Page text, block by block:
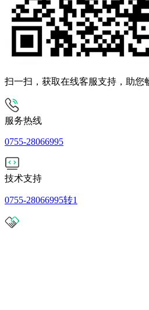
扫一扫，获取在线客服支持，助您
服务热线
0755-28066995
技术支持
0755-28066995转1